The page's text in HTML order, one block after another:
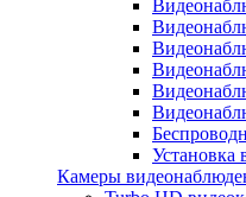
Установка
Камеры